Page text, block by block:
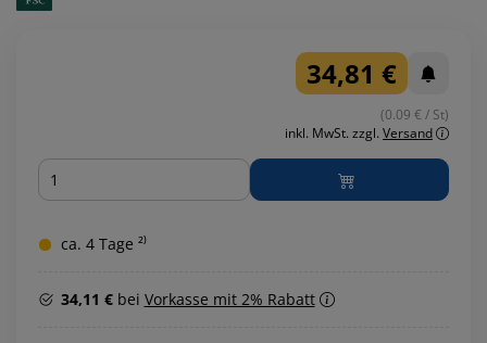
34,81 €
(0.09 € / St)
inkl. MwSt. zzgl. Versand
Menge
ca. 4 Tage ²⁾
34,11 €bei Vorkasse mit 2% Rabatt